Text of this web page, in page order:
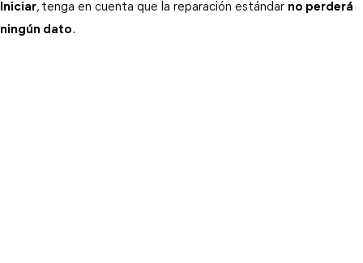
Iniciar, tenga en cuenta que la reparación estándar no perderá
ningún dato.